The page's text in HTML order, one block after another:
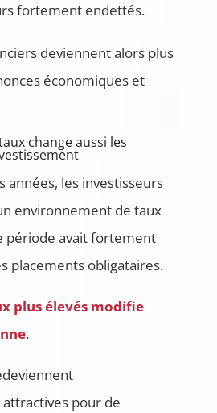
fortement endettés.
deviennent alors plus
économiques et
change aussi les
années, les investisseurs
environnement de taux
période avait fortement
placements obligataires.
plus élevés modifie
.
pour de